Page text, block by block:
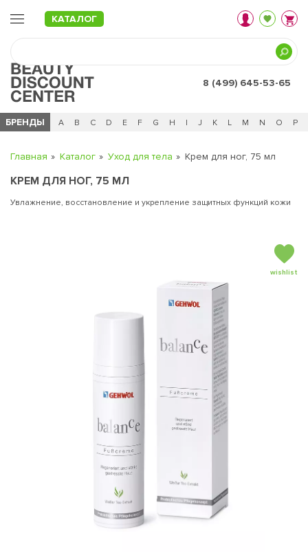
КАТАЛОГ
8 (499) 645-53-65
БРЕНДЫ
Ч 0 - 9 A B C D E F G H I J K L M N O P
Главная Каталог Уход для тела Крем для ног, 75 мл
КРЕМ ДЛЯ НОГ, 75 МЛ
Увлажнение, восстановление и укрепление защитных функций кожи
wishlist